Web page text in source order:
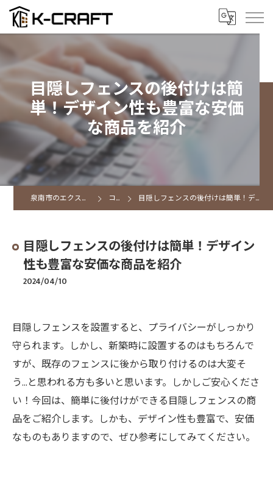
目隠しフェンスの後付けは簡
単！デザイン性も豊富な安価
な商品を紹介
泉南市のエクステリアならK CRAFT コラム 目隠しフェンスの後付けは簡単！デザイン性も豊富な安価な商品を紹介
目隠しフェンスの後付けは簡単！デザイン
性も豊富な安価な商品を紹介
2024/04/10
目隠しフェンスを設置すると、プライバシーがしっかり
守られます。しかし、新築時に設置するのはもちろんで
すが、既存のフェンスに後から取り付けるのは大変そ
う…と思われる方も多いと思います。しかしご安心くださ
い！今回は、簡単に後付けができる目隠しフェンスの商
品をご紹介します。しかも、デザイン性も豊富で、安価
なものもありますので、ぜひ参考にしてみてください。